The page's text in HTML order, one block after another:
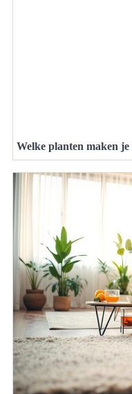
Welke planten maken je